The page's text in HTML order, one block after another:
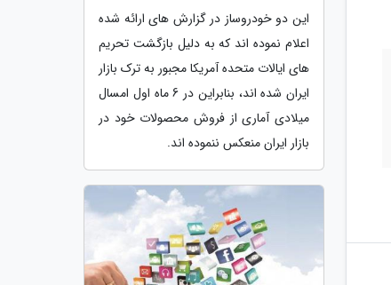
این دو خودروساز در گزارش های ارائه شده
اعلام نموده اند که به دلیل بازگشت تحریم
های ایالات متحده آمریکا مجبور به ترک بازار
ایران شده اند، بنابراین در 6 ماه اول امسال
میلادی آماری از فروش محصولات خود در
بازار ایران منعکس ننموده اند.